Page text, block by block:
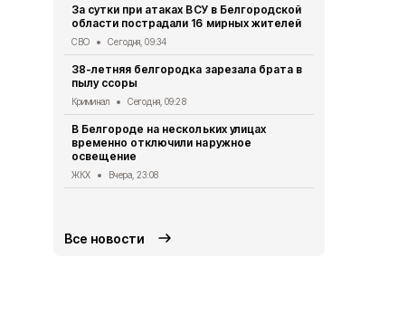
За сутки при атаках ВСУ в Белгородской
области пострадали 16 мирных жителей
СВО Сегодня, 09:34
38-летняя белгородка зарезала брата в
пылу ссоры
Криминал Сегодня, 09:28
В Белгороде на нескольких улицах
временно отключили наружное
освещение
ЖКХ Вчера, 23:08
Все новости